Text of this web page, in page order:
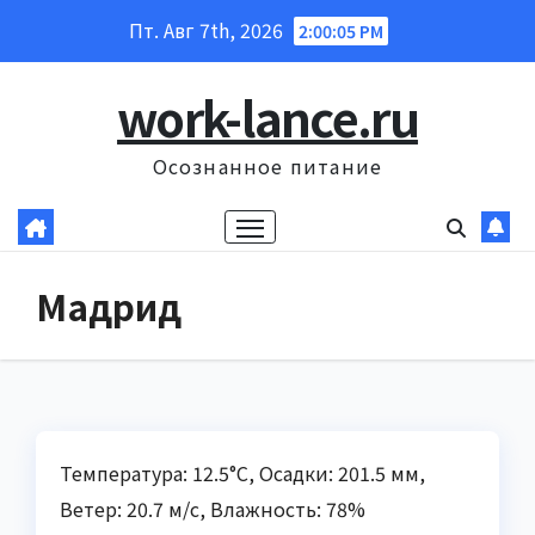
Пт. Авг 7th, 2026 2:00:06 PM
work-lance.ru
Осознанное питание
Мадрид
Температура: 12.5°C, Осадки: 201.5 мм,
Ветер: 20.7 м/с, Влажность: 78%